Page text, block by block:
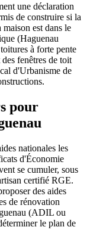
une déclaration
de construire si la
maison est dans le
(Haguenau
à forte pente
fenêtres de toit
d'Urbanisme de
pour
nationales les
d'Économie
se cumuler, sous
certifié RGE.
des aides
de rénovation
(ADIL ou
le plan de